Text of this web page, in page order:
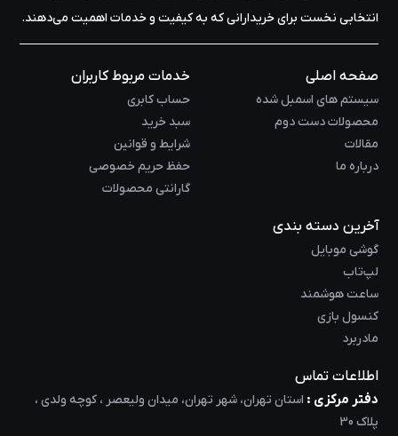
انتخابی نخست برای خریدارانی که به کیفیت و خدمات اهمیت می‌دهند.
صفحه اصلی
سیستم های اسمبل شده
محصولات دست دوم
مقالات
درباره ما
خدمات مربوط کاربران
حساب کابری
سبد خرید
شرایط و قوانین
حفظ حریم خصوصی
گارانتی محصولات
آخرین دسته بندی
گوشی موبایل
لپ‌تاب
ساعت هوشمند
کنسول بازی
مادربرد
اطلاعات تماس
دفتر مرکزی : استان تهران، شهر تهران، میدان ولیعصر ، کوچه ولدی ،
پلاک 30